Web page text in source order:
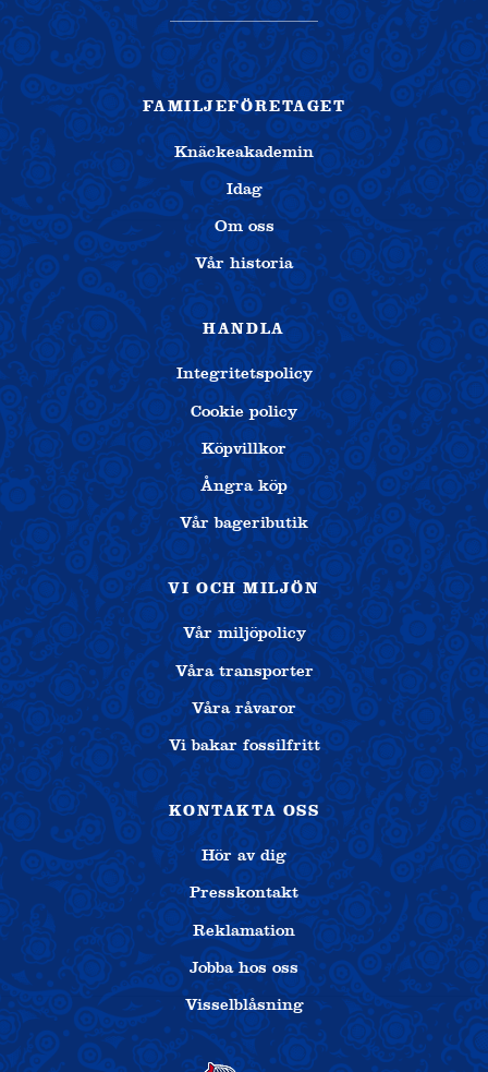
FAMILJEFÖRETAGET
Knäckeakademin
Idag
Om oss
Vår historia
HANDLA
Integritetspolicy
Cookie policy
Köpvillkor
Ångra köp
Vår bageributik
VI OCH MILJÖN
Vår miljöpolicy
Våra transporter
Våra råvaror
Vi bakar fossilfritt
KONTAKTA OSS
Hör av dig
Presskontakt
Reklamation
Jobba hos oss
Visselblåsning